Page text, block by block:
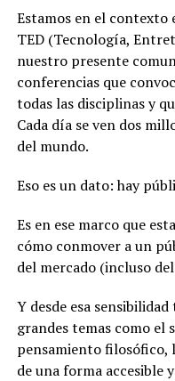
Estamos en el contexto
TED (Tecnología,
nuestro presente
conferencias que
todas las disciplinas y
Cada día se ven dos
del mundo.
Eso es un dato: hay
Es en ese marco que
cómo conmover a un
del mercado (incluso
Y desde esa
grandes temas como
pensamiento filosófico,
de una forma accesible